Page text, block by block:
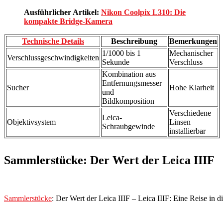
Ausführlicher Artikel: Nikon Coolpix L310: Die
kompakte Bridge-Kamera
Technische Details Beschreibung
Bemerkungen
Verschlussgeschwindigkeiten
1/1000 bis 1
Sekunde
Mechanischer
Verschluss
Sucher
Kombination aus
Entfernungsmesser
und
Bildkomposition
Hohe Klarheit
Objektivsystem
Leica-
Schraubgewinde
Verschiedene
Linsen
installierbar
Sammlerstücke: Der Wert der Leica IIIF
Sammlerstücke: Der Wert der Leica IIIF – Leica IIIF: Eine Reise in